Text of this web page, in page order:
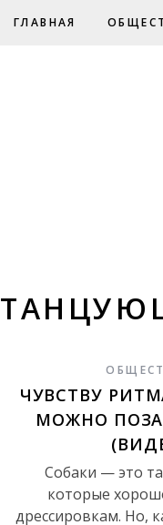
ГЛАВНАЯ
ЧУВСТВУ
МОЖНО
Собаки — это
которые
дрессировкам. Но,